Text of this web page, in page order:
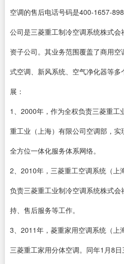
空调的售后电话号码是400-1657-
公司是三菱重工制冷空调系统株式
资子公司。其业务范围覆盖了商用
式空调、新风系统、空气净化器等
展：
1、2000年，作为全权负责三菱重工
重工业（上海）有限公司空调部，
全方位一体化服务体系网络。
2、2010年，三菱重工空调系统（上
负责三菱重工业制冷空调系统株式
持、售后服务等工作。
3、2011年，菱重家用空调系统（上
三菱重工家用分体空调。同年1月8